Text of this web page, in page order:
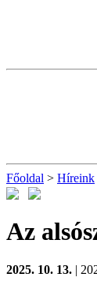
Főoldal > Híreink
Az
2025. 10. 13. |